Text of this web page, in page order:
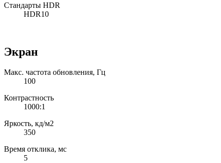
Cтандарты HDR
HDR10
Экран
Макс. частота обновления, Гц
100
Контрастность
1000:1
Яркость, кд/м2
350
Время отклика, мс
5